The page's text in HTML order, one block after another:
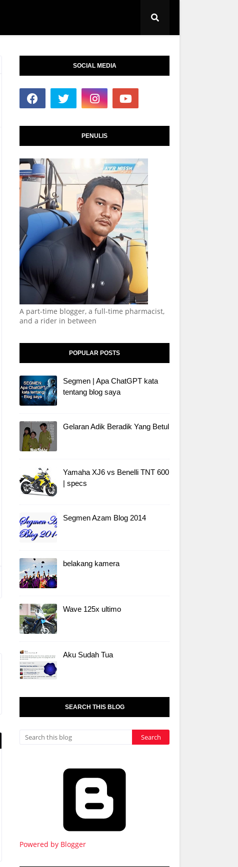
SOCIAL MEDIA
PENULIS
A part-time blogger, a full-time pharmacist,
and a rider in between
POPULAR POSTS
Segmen | Apa ChatGPT kata
tentang blog saya
Gelaran Adik Beradik Yang Betul
Yamaha XJ6 vs Benelli TNT 600
| specs
Segmen Azam Blog 2014
belakang kamera
Wave 125x ultimo
Aku Sudah Tua
SEARCH THIS BLOG
Powered by Blogger